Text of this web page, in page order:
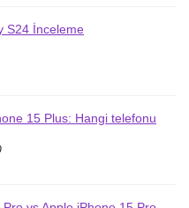
S24 İnceleme
15 Plus: Hangi telefonu